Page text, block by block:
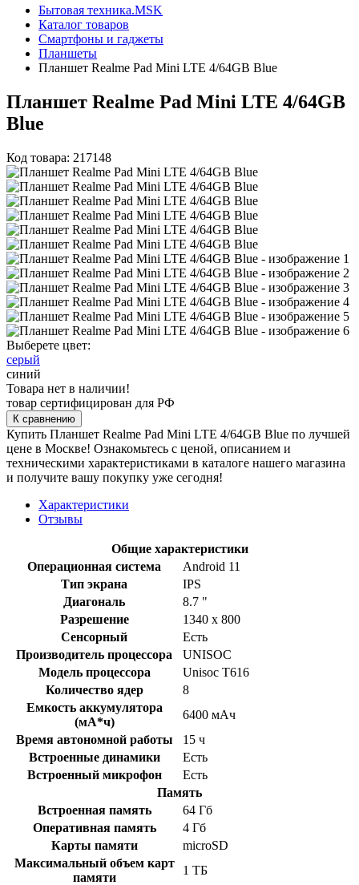
Бытовая техника.MSK
Каталог товаров
Смартфоны и гаджеты
Планшеты
Планшет Realme Pad Mini LTE 4/64GB Blue
Планшет Realme Pad Mini LTE 4/64GB
Blue
Код товара: 217148
Выберете цвет:
серый
синий
Товара нет в наличии!
товар сертифицирован для РФ
К сравнению
Купить Планшет Realme Pad Mini LTE 4/64GB Blue по лучшей
цене в Москве! Ознакомьтесь с ценой, описанием и
техническими характеристиками в каталоге нашего магазина
и получите вашу покупку уже сегодня!
Характеристики
Отзывы
Общие характеристики
Операционная система
Android 11
Тип экрана
IPS
Диагональ
8.7 "
Разрешение
1340 x 800
Сенсорный
Есть
Производитель процессора
UNISOC
Модель процессора
Unisoc T616
Количество ядер
8
Емкость аккумулятора
(мА*ч)
6400 мAч
Время автономной работы
15 ч
Встроенные динамики
Есть
Встроенный микрофон
Есть
Память
Встроенная память
64 Гб
Оперативная память
4 Гб
Карты памяти
microSD
Максимальный объем карт
памяти
1 ТБ